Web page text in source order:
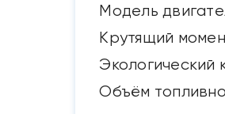
Модель
Крутящий
Экологический
Объём